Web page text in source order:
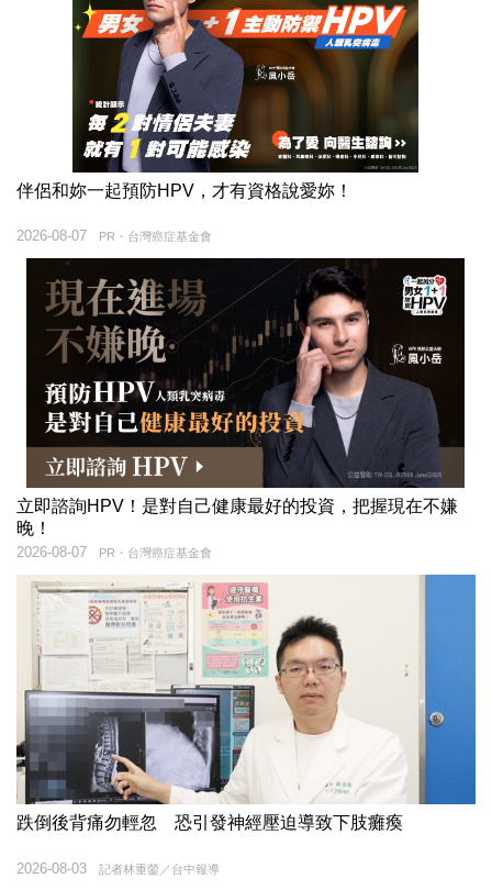
伴侶和妳一起預防HPV，才有資格說愛妳！
PR・台灣癌症基金會
2026-08-07
立即諮詢HPV！是對自己健康最好的投資，把握現在不嫌
晚！
PR・台灣癌症基金會
2026-08-07
跌倒後背痛勿輕忽 恐引發神經壓迫導致下肢癱瘓
記者林重鎣／台中報導
2026-08-03